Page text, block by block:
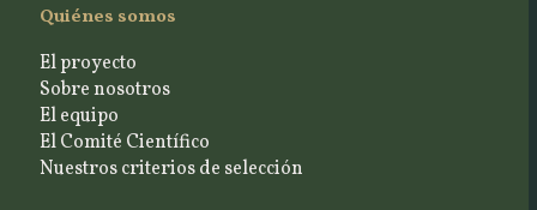
Quiénes somos
El proyecto
Sobre nosotros
El equipo
El Comité Científico
Nuestros criterios de selección